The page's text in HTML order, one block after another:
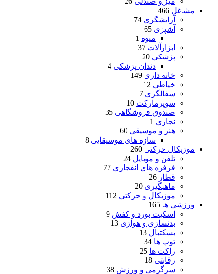
مشاغل 466
آرایشگری 74
آشپزی 65
میوه 1
ابزارآلات 37
پزشکی 20
دندان پزشکی 4
خانه داری 149
خیاطی 12
سفالگری 7
سوپرمارکت 10
صندوق فروشگاهی 35
نجاری 1
هنر و موسیقی 60
سازه های موسیقایی 8
موزیکال حرکتی 260
تلفن و موبایل 24
فرفره های انفجاری 77
قطار 26
ماهیگیری 20
موزیکال و حرکتی 112
ورزشی ها 165
اسکیت بورد و کفش 9
بدنسازی و هوازی 13
بسکتبال 13
توپ ها 34
راکت ها 25
رقابتی 18
سرگرمی و ورزش 38